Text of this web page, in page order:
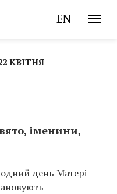
EN
КВІТНЯ
іменини,
день Матері-